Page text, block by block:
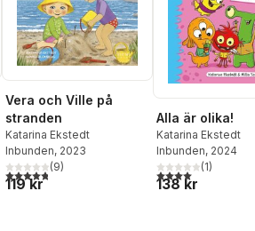
röster:
Vera och Ville på
stranden
Katarina Ekstedt
Inbunden, 2023
4,8utav 5 stjärnor. Totalt antal röster:
(9)
119 kr
Alla är olika!
Katarina Ekstedt
Inbunden, 2024
4,0utav 5 stjärnor.
(1)
138 kr